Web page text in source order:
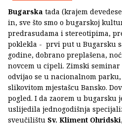
Bugarska tada (krajem
in, sve što smo o bugarskoj
predrasudama i stereotipima,
poklekla - prvi put u Bugarsku
godine, dobrano preplašena,
novcem u cipeli. Zimski
odvijao se u nacionalnom
slikovitom mjestašcu Bansko.
pogled. I da zaorem u bugarsku
uslijedila jednogodišnja
sveučilištu Sv. Kliment Ohridski